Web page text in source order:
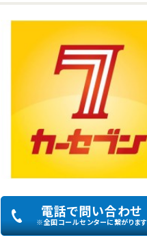
電話で問い合わせ
※全国コールセンターに繋がります